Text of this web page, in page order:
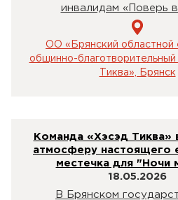
инвалидам «Поверь в
ОО «Брянский областной
общинно-благотворительный
Тиква», Брянск
Команда «Хэсэд Тиква»
атмосферу настоящего
местечка для "Ночи
18.05.2026
В Брянском